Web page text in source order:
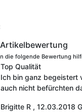
die folgende Bewertung
Top Qualität
Ich bin ganz begeistert
auch nicht befürchten
Brigitte R , 12.03.2018